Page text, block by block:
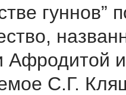
гуннов”
Афродитой и
С.Г.